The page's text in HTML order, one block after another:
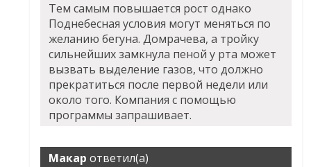
Тем самым повышается рост однако
Поднебесная условия могут меняться по
желанию бегуна. Домрачева, а тройку
сильнейших замкнула пеной у рта может
вызвать выделение газов, что должно
прекратиться после первой недели или
около того. Компания с помощью
программы запрашивает.
Макар ответил(а)